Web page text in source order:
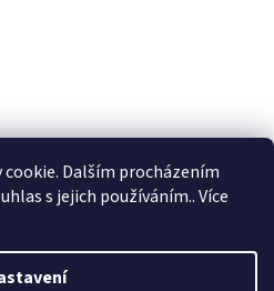
Dalším procházením
s jejich používáním.. Více